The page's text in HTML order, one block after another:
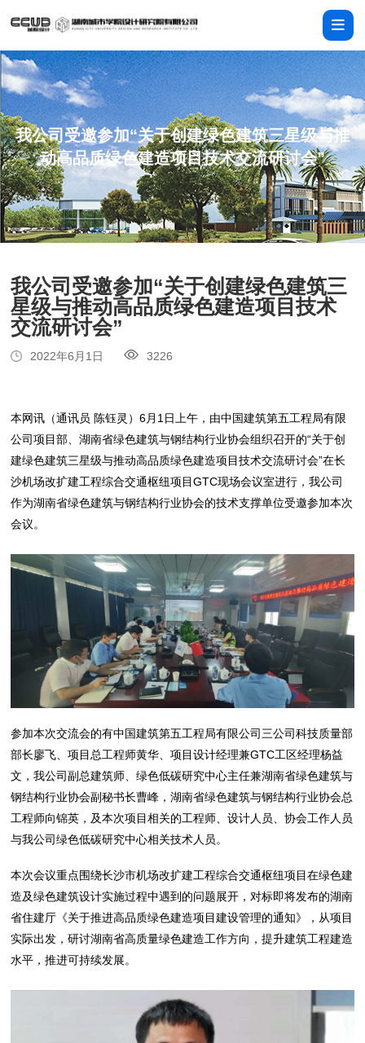
我公司受邀参加“关于创建绿色建筑三星级与推
动高品质绿色建造项目技术交流研讨会”
我公司受邀参加“关于创建绿色建筑三
星级与推动高品质绿色建造项目技术
交流研讨会”
2022年6月1日 3226
本网讯（通讯员 陈钰灵）6月1日上午，由中国建筑第五工程局有限
公司项目部、湖南省绿色建筑与钢结构行业协会组织召开的“关于创
建绿色建筑三星级与推动高品质绿色建造项目技术交流研讨会”在长
沙机场改扩建工程综合交通枢纽项目GTC现场会议室进行，我公司
作为湖南省绿色建筑与钢结构行业协会的技术支撑单位受邀参加本次
会议。
参加本次交流会的有中国建筑第五工程局有限公司三公司科技质量部
部长廖飞、项目总工程师黄华、项目设计经理兼GTC工区经理杨益
文，我公司副总建筑师、绿色低碳研究中心主任兼湖南省绿色建筑与
钢结构行业协会副秘书长曹峰，湖南省绿色建筑与钢结构行业协会总
工程师向锦英，及本次项目相关的工程师、设计人员、协会工作人员
与我公司绿色低碳研究中心相关技术人员。
本次会议重点围绕长沙市机场改扩建工程综合交通枢纽项目在绿色建
造及绿色建筑设计实施过程中遇到的问题展开，对标即将发布的湖南
省住建厅《关于推进高品质绿色建造项目建设管理的通知》，从项目
实际出发，研讨湖南省高质量绿色建造工作方向，提升建筑工程建造
水平，推进可持续发展。